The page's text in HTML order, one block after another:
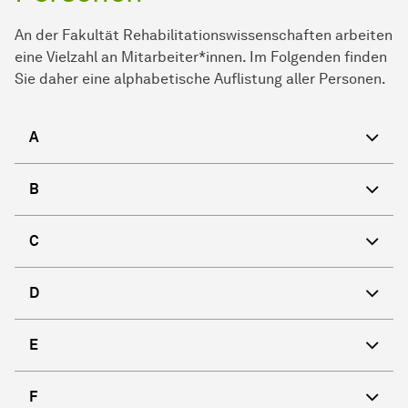
An der Fakultät Rehabilitationswissenschaften arbeiten
eine Vielzahl an Mitarbeiter*innen. Im Folgenden finden
Sie daher eine alphabetische Auflistung aller Personen.
A
B
C
D
E
F